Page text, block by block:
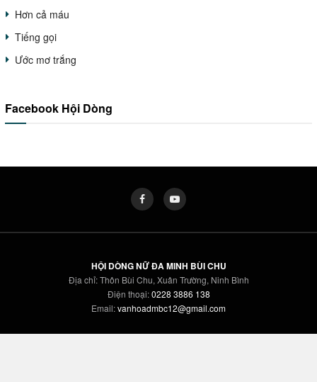
Hơn cả máu
Tiếng gọi
Ước mơ trắng
Facebook Hội Dòng
HỘI DÒNG NỮ ĐA MINH BÙI CHU
Địa chỉ: Thôn Bùi Chu, Xuân Trường, Ninh Bình
Điện thoại:0228 3886 138
Email:vanhoadmbc12@gmail.com